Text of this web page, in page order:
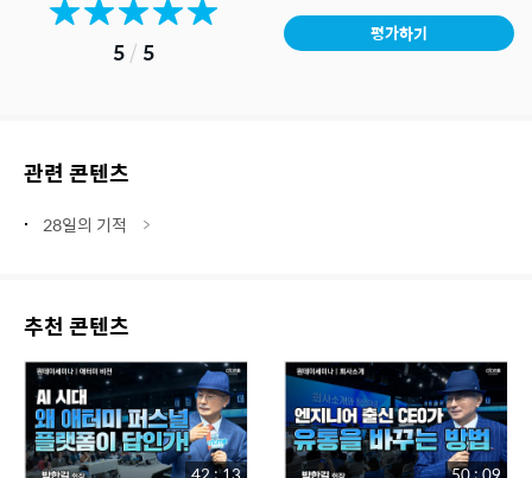
5/ 5
평가하기
관련 콘텐츠
28일의 기적
추천 콘텐츠